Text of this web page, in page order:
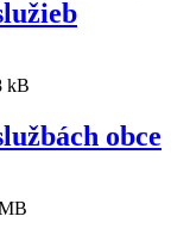
kB
obce